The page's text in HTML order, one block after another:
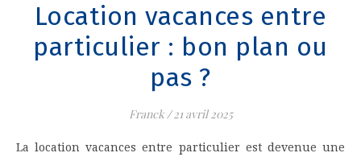
Location vacances entre
particulier : bon plan ou
pas ?
Franck/ 21 avril 2025
La location vacances entre particulier est devenue une